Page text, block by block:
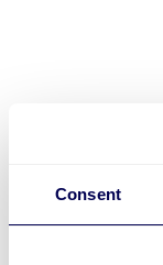
Consent
Welche
Folgende
Frankreich sind